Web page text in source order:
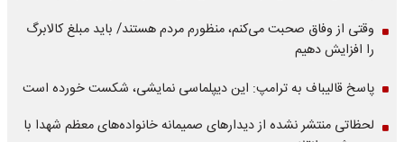
وقتی از وفاق صحبت می‌کنم، منظورم مردم هستند/ باید مبلغ کالابرگ
را افزایش دهیم
پاسخ قالیباف به ترامپ: این دیپلماسی نمایشی، شکست خورده است
لحظاتی منتشر نشده از دیدارهای صمیمانه خانواده‌های معظم شهدا با